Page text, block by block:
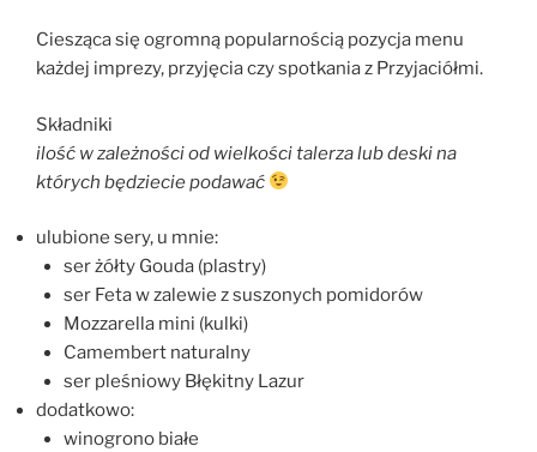
Ciesząca się ogromną popularnością pozycja menu
każdej imprezy, przyjęcia czy spotkania z Przyjaciółmi.
Składniki
ilość w zależności od wielkości talerza lub deski na
których będziecie podawać
ulubione sery, u mnie:
ser żółty Gouda (plastry)
ser Feta w zalewie z suszonych pomidorów
Mozzarella mini (kulki)
Camembert naturalny
ser pleśniowy Błękitny Lazur
dodatkowo:
winogrono białe